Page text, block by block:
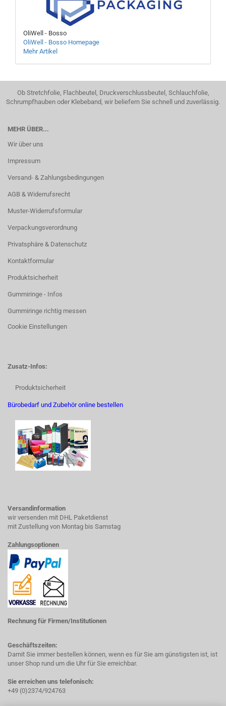
OliWell - Bosso
OliWell - Bosso Homepage
Mehr Artikel
Ob Stretchfolie, Flachbeutel, Druckverschlussbeutel, Schlauchfolie,
Schrumpfhauben oder Klebeband, wir beliefern Sie schnell und zuverlässig.
MEHR ÜBER...
Wir über uns
Impressum
Versand- & Zahlungsbedingungen
AGB & Widerrufsrecht
Muster-Widerrufsformular
Verpackungsverordnung
Privatsphäre & Datenschutz
Kontaktformular
Produktsicherheit
Gummiringe - Infos
Gummiringe richtig messen
Cookie Einstellungen
Zusatz-Infos:
Produktsicherheit
Bürobedarf und Zubehör online bestellen
Versandinformation
wir versenden mit DHL Paketdienst
mit Zustellung von Montag bis Samstag
Zahlungsoptionen
Rechnung für Firmen/Institutionen
Geschäftszeiten:
Damit Sie immer bestellen können, wenn es für Sie am günstigsten ist, ist
unser Shop rund um die Uhr für Sie erreichbar.
Sie erreichen uns telefonisch:
+49 (0)2374/924763